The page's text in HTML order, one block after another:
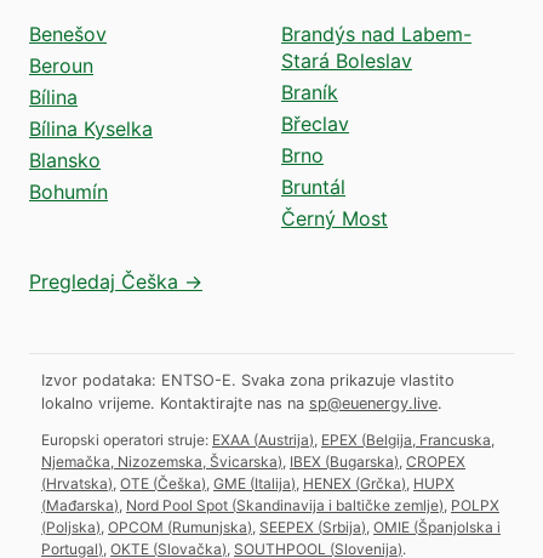
Benešov
Beroun
Bílina
Bílina Kyselka
Blansko
Bohumín
Brandýs nad Labem-
Stará Boleslav
Braník
Břeclav
Brno
Bruntál
Černý Most
Pregledaj Češka →
Izvor podataka: ENTSO-E. Svaka zona prikazuje vlastito
lokalno vrijeme. Kontaktirajte nas na sp@euenergy.live.
Europski operatori struje: EXAA (Austrija) EPEX (Belgija, Francuska,
Njemačka, Nizozemska, Švicarska) IBEX (Bugarska) CROPEX
(Hrvatska) OTE (Češka) GME (Italija) HENEX (Grčka) HUPX
(Mađarska) Nord Pool Spot (Skandinavija i baltičke zemlje) POLPX
(Poljska) OPCOM (Rumunjska) SEEPEX (Srbija) OMIE (Španjolska i
Portugal) OKTE (Slovačka) SOUTHPOOL (Slovenija).